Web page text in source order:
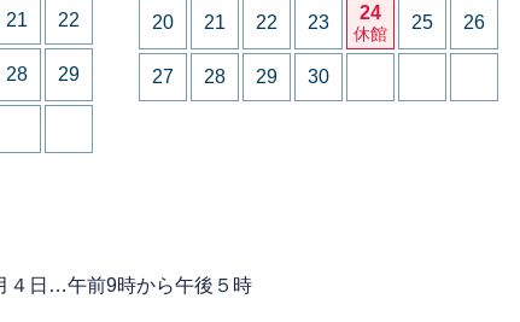
21 22
28 29
20 21 22 23 24
休館
25 26
27 28 29 30
４日…午前9時から午後５時